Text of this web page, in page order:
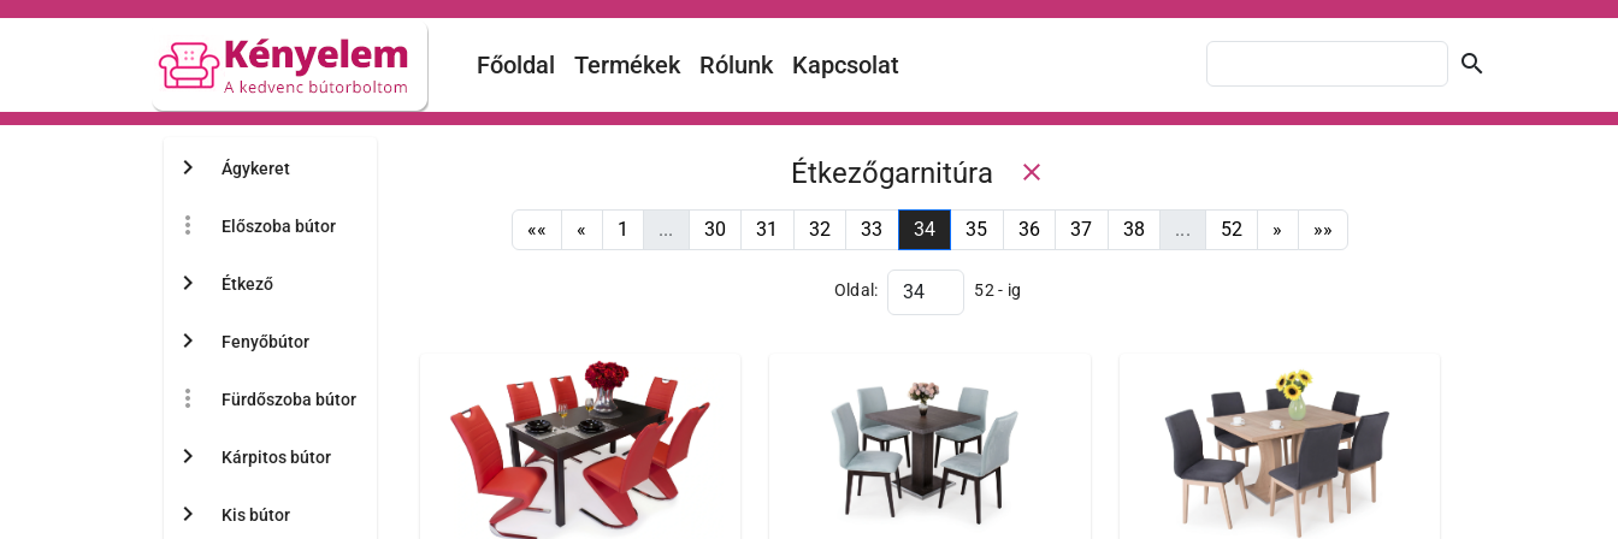
Főoldal Termékek Rólunk Kapcsolat search
chevron_right Ágykeret
more_vert Előszoba bútor
chevron_right Étkező
chevron_right Fenyőbútor
more_vert Fürdőszoba bútor
chevron_right Kárpitos bútor
chevron_right Kis bútor
Étkezőgarnitúra close
«« « 1 ... 30 31 32 33 34 35 36 37 38 ... 52 » »»
Oldal: 52 - ig